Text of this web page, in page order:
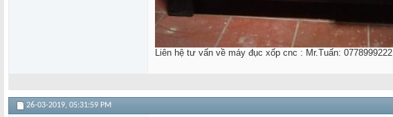
Liên hệ tư vấn về máy đục xốp cnc : Mr.Tuấn: 0778999222
26-03-2019, 05:31:59 PM